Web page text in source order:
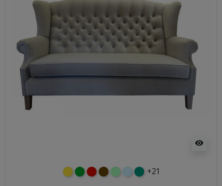
visibility
żółtyzielonyczerwony
czekoladowy
miętowybłękitny
turkusowy
+21